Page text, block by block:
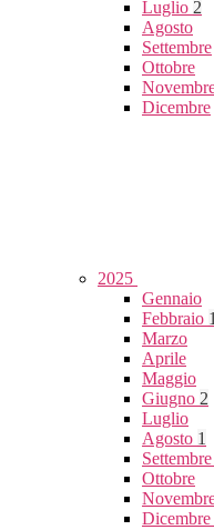
Luglio 2
Agosto
Settembre
Ottobre
Dicembre
2025
Gennaio
Febbraio 1
Marzo
Aprile
Maggio
Giugno 2
Luglio
Agosto 1
Settembre
Ottobre
Dicembre